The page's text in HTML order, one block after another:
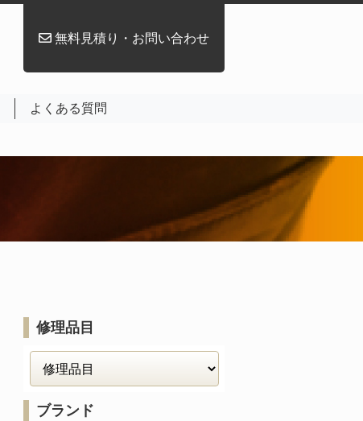
無料見積り・お問い合わせ
よくある質問
修理品目
ブランド